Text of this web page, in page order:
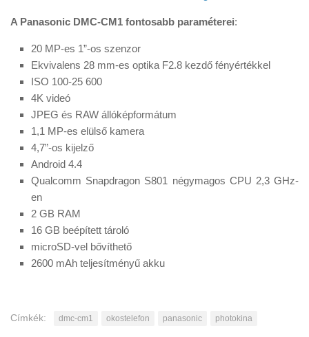
A Panasonic DMC-CM1 fontosabb paraméterei:
20 MP-es 1”-os szenzor
Ekvivalens 28 mm-es optika F2.8 kezdő fényértékkel
ISO 100-25 600
4K videó
JPEG és RAW állóképformátum
1,1 MP-es elülső kamera
4,7”-os kijelző
Android 4.4
Qualcomm Snapdragon S801 négymagos CPU 2,3 GHz-
en
2 GB RAM
16 GB beépített tároló
microSD-vel bővíthető
2600 mAh teljesítményű akku
Címkék: dmc-cm1 okostelefon panasonic photokina